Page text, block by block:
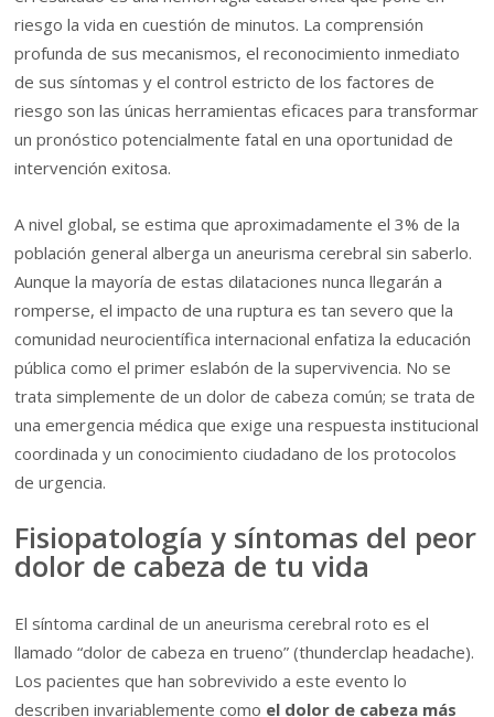
riesgo la vida en cuestión de minutos. La comprensión
profunda de sus mecanismos, el reconocimiento inmediato
de sus síntomas y el control estricto de los factores de
riesgo son las únicas herramientas eficaces para transformar
un pronóstico potencialmente fatal en una oportunidad de
intervención exitosa.
A nivel global, se estima que aproximadamente el 3% de la
población general alberga un aneurisma cerebral sin saberlo.
Aunque la mayoría de estas dilataciones nunca llegarán a
romperse, el impacto de una ruptura es tan severo que la
comunidad neurocientífica internacional enfatiza la educación
pública como el primer eslabón de la supervivencia. No se
trata simplemente de un dolor de cabeza común; se trata de
una emergencia médica que exige una respuesta institucional
coordinada y un conocimiento ciudadano de los protocolos
de urgencia.
Fisiopatología y síntomas del peor
dolor de cabeza de tu vida
El síntoma cardinal de un aneurisma cerebral roto es el
llamado “dolor de cabeza en trueno” (thunderclap headache).
Los pacientes que han sobrevivido a este evento lo
describen invariablemente como el dolor de cabeza más